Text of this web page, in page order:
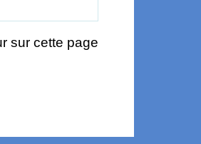
sur cette page